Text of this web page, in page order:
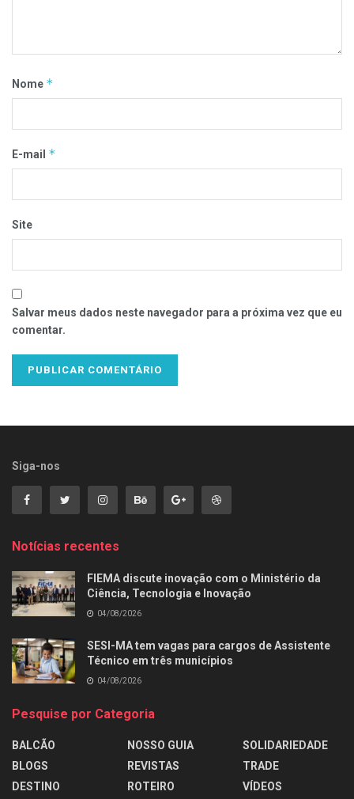
Nome *
E-mail *
Site
Salvar meus dados neste navegador para a próxima vez que eu
comentar.
Siga-nos
Notícias recentes
FIEMA discute inovação com o Ministério da
Ciência, Tecnologia e Inovação
04/08/2026
SESI-MA tem vagas para cargos de Assistente
Técnico em três municípios
04/08/2026
Pesquise por Categoria
BALCÃO
BLOGS
DESTINO
NOSSO GUIA
REVISTAS
ROTEIRO
SOLIDARIEDADE
TRADE
VÍDEOS